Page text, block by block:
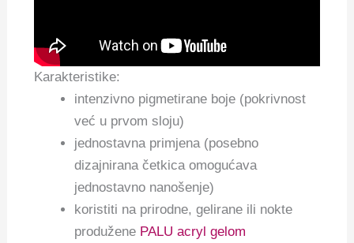
Karakteristike:
intenzivno pigmetirane boje (pokrivnost
već u prvom sloju)
jednostavna primjena (posebno
dizajnirana četkica omogućava
jednostavno nanošenje)
koristiti na prirodne, gelirane ili nokte
produžene PALU acryl gelom